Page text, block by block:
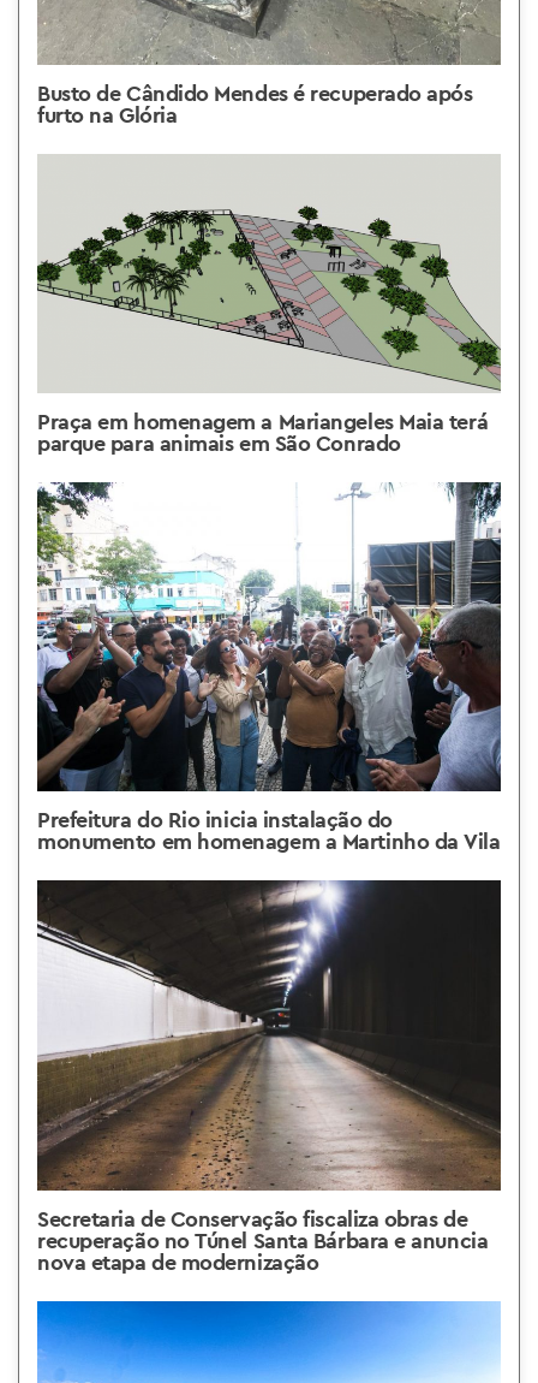
Busto de Cândido Mendes é recuperado após
furto na Glória
Praça em homenagem a Mariangeles Maia terá
parque para animais em São Conrado
Prefeitura do Rio inicia instalação do
monumento em homenagem a Martinho da Vila
Secretaria de Conservação fiscaliza obras de
recuperação no Túnel Santa Bárbara e anuncia
nova etapa de modernização